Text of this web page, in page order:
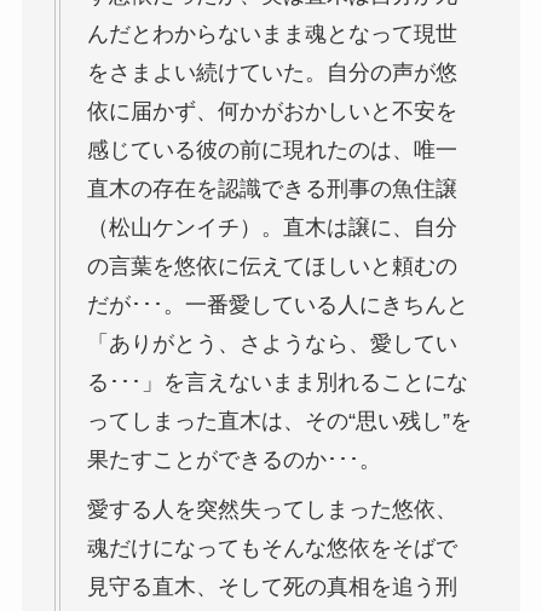
んだとわからないまま魂となって現世
をさまよい続けていた。自分の声が悠
依に届かず、何かがおかしいと不安を
感じている彼の前に現れたのは、唯一
直木の存在を認識できる刑事の魚住譲
（松山ケンイチ）。直木は譲に、自分
の言葉を悠依に伝えてほしいと頼むの
だが･･･。一番愛している人にきちんと
「ありがとう、さようなら、愛してい
る･･･」を言えないまま別れることにな
ってしまった直木は、その“思い残し”を
果たすことができるのか･･･。
愛する人を突然失ってしまった悠依、
魂だけになってもそんな悠依をそばで
見守る直木、そして死の真相を追う刑